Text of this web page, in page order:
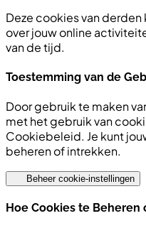
Deze cookies van
over jouw online
van de tijd.
Toestemming van de
Door gebruik te maken
met het gebruik van
Cookiebeleid. Je kunt
beheren of intrekken.
Beheer cookie-instellingen
Hoe Cookies te